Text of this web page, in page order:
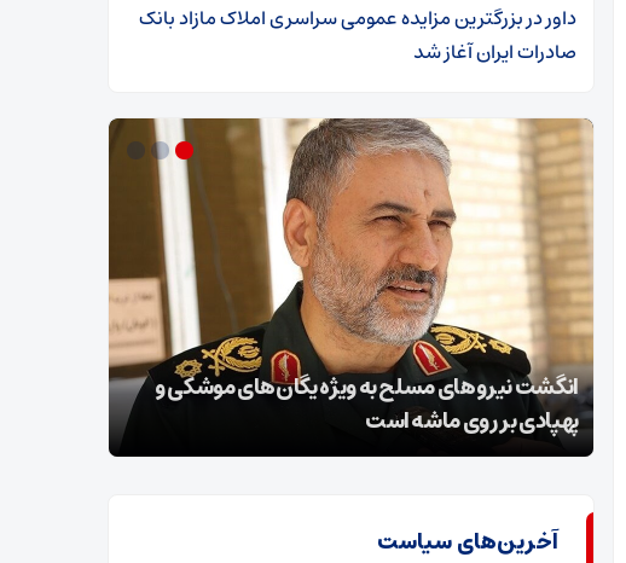
داوردر​بزرگترین مزایده عمومی سراسری املاک مازاد بانک
صادرات ایران آغاز شد
خسارت 196 میلیارد و 730 میلیون ریالی در
اغتشاشات اخیر به اردبیل
آخرین‌های سیاست